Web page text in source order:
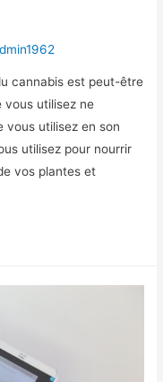
cannabis est peut-être
vous utilisez ne
vous utilisez en son
utilisez pour nourrir
vos plantes et